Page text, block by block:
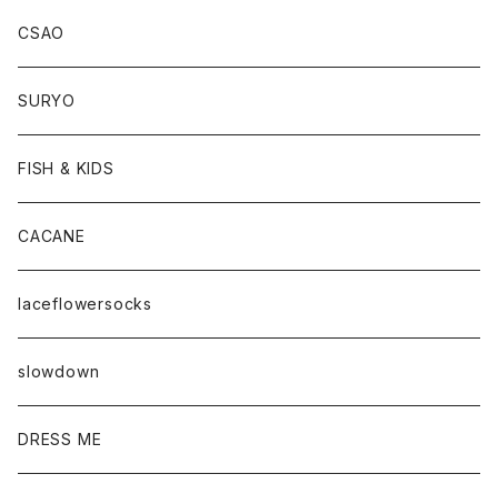
CSAO
SURYO
FISH & KIDS
CACANE
laceflowersocks
slowdown
DRESS ME